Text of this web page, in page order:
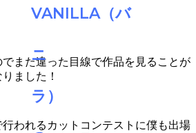
また違った目線で作品を見ることが
ました！
われるカットコンテストに僕も出場